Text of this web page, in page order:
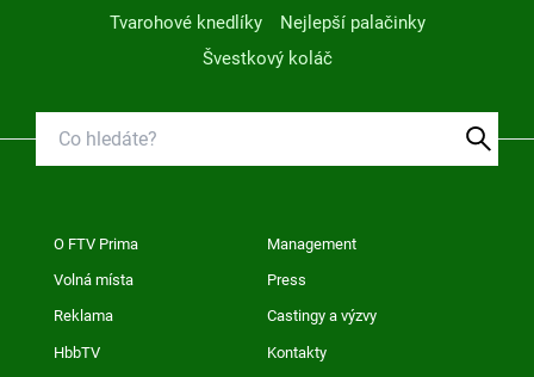
Tvarohové knedlíky
Nejlepší palačinky
Švestkový koláč
O FTV Prima Management
Volná místa Press
Reklama Castingy a výzvy
HbbTV Kontakty